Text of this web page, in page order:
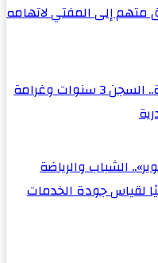
متهم إلى المفتي لاتهامه
بسبب تهديدها بنشر صور خاصة.. السجن 3 سنوات وغرامة
الشباب والرياضة
لقياس جودة الخدمات